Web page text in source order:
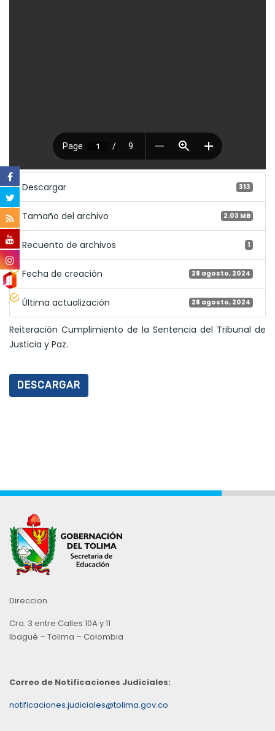
Descargar 313
Tamaño del archivo 2.03 MB
Recuento de archivos 1
Fecha de creación 28 agosto, 2024
Última actualización 28 agosto, 2024
Reiteración Cumplimiento de la Sentencia del Tribunal de
Justicia y Paz.
DESCARGAR
Direccion
Cra. 3 entre Calles 10A y 11
Ibagué – Tolima – Colombia
Correo de Notificaciones Judiciales:
notificaciones.judiciales@tolima.gov.co